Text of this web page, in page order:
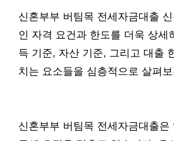
신혼부부 버팀목 전세자금대출
인 자격 요건과 한도를 더욱 상세
득 기준, 자산 기준, 그리고 대출
치는 요소들을 심층적으로 살펴
신혼부부 버팀목 전세자금대출